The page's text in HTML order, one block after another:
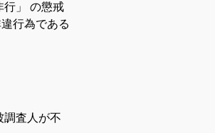
行」 の懲戒
行為である
調査 人 が不